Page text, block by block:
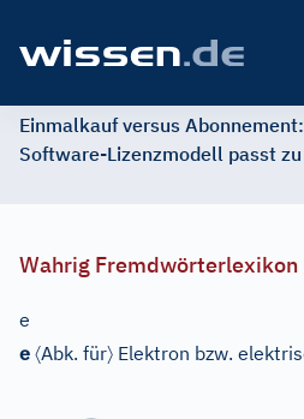
Einmalkauf versus
Software-Lizenzmodell passt
Wahrig Fremdwörterlexikon
e
e 〈Abk. für〉 Elektron bzw.